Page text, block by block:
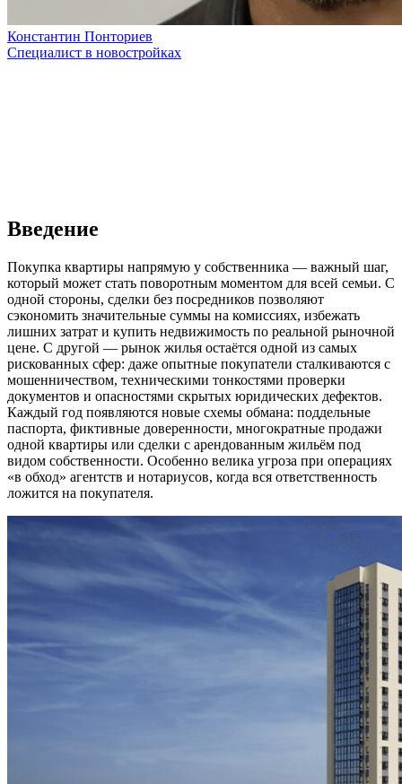
Константин Понториев
Специалист в новостройках
Введение
Покупка квартиры напрямую у собственника — важный шаг,
который может стать поворотным моментом для всей семьи. С
одной стороны, сделки без посредников позволяют
сэкономить значительные суммы на комиссиях, избежать
лишних затрат и купить недвижимость по реальной рыночной
цене. С другой — рынок жилья остаётся одной из самых
рискованных сфер: даже опытные покупатели сталкиваются с
мошенничеством, техническими тонкостями проверки
документов и опасностями скрытых юридических дефектов.
Каждый год появляются новые схемы обмана: поддельные
паспорта, фиктивные доверенности, многократные продажи
одной квартиры или сделки с арендованным жильём под
видом собственности. Особенно велика угроза при операциях
«в обход» агентств и нотариусов, когда вся ответственность
ложится на покупателя.